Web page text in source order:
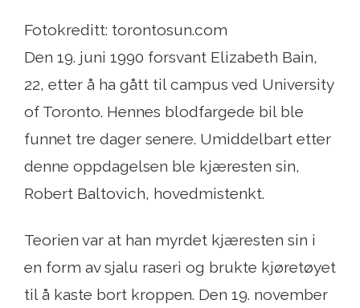
Fotokreditt: torontosun.com
Den 19. juni 1990 forsvant Elizabeth Bain,
22, etter å ha gått til campus ved University
of Toronto. Hennes blodfargede bil ble
funnet tre dager senere. Umiddelbart etter
denne oppdagelsen ble kjæresten sin,
Robert Baltovich, hovedmistenkt.
Teorien var at han myrdet kjæresten sin i
en form av sjalu raseri og brukte kjøretøyet
til å kaste bort kroppen. Den 19. november